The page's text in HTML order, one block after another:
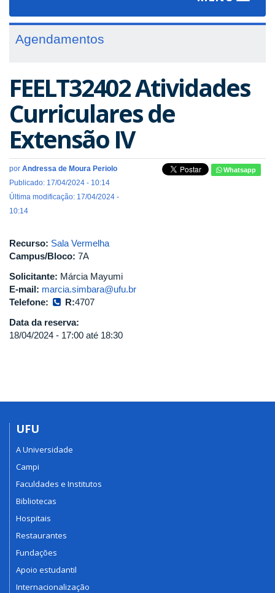
Agendamentos
FEELT32402 Atividades
Curriculares de
Extensão IV
por Andressa de Moura Periolo
Publicado: 17/04/2024 - 10:14
Última modificação: 17/04/2024 -
10:14
Whatsapp
Recurso: Sala Vermelha
Campus/Bloco: 7A
Solicitante: Márcia Mayumi
E-mail: marcia.simbara@ufu.br
Telefone:
R:4707
Data da reserva:
18/04/2024 - 17:00 até 18:30
UFU
A Universidade
Campi
Faculdades e Institutos
Bibliotecas
Hospitais
Restaurantes
Fundações
Apoio estudantil
Internacionalização